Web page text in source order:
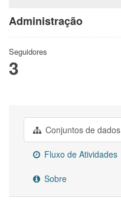
Administração
Seguidores
3
Conjuntos de dados
Fluxo de Atividades
Sobre